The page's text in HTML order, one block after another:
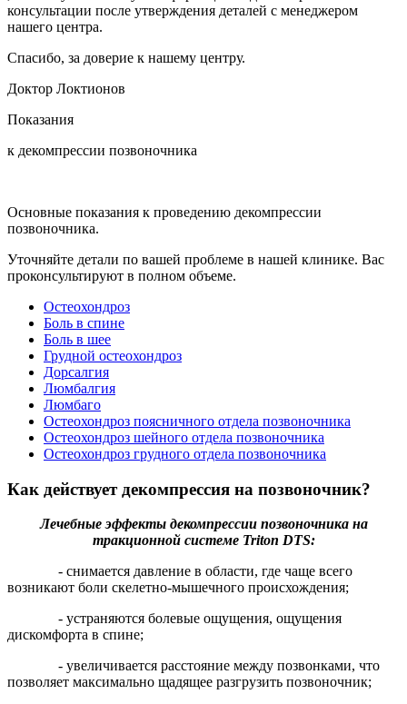
консультации после утверждения деталей с менеджером
нашего центра.
Спасибо, за доверие к нашему центру.
Доктор Локтионов
Показания
к декомпрессии позвоночника
Основные показания к проведению декомпрессии
позвоночника.
Уточняйте детали по вашей проблеме в нашей клинике. Вас
проконсультируют в полном объеме.
Остеохондроз
Боль в спине
Боль в шее
Грудной остеохондроз
Дорсалгия
Люмбалгия
Люмбаго
Остеохондроз поясничного отдела позвоночника
Остеохондроз шейного отдела позвоночника
Остеохондроз грудного отдела позвоночника
Как действует декомпрессия на позвоночник?
Лечебные эффекты декомпрессии позвоночника на
тракционной системе Triton DTS:
- снимается давление в области, где чаще всего
возникают боли скелетно-мышечного происхождения;
- устраняются болевые ощущения, ощущения
дискомфорта в спине;
- увеличивается расстояние между позвонками, что
позволяет максимально щадящее разгрузить позвоночник;